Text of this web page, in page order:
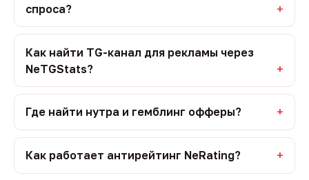
спроса?
Как найти TG-канал для рекламы через
NeTGStats?
Где найти нутра и гемблинг офферы?
Как работает антирейтинг NeRating?